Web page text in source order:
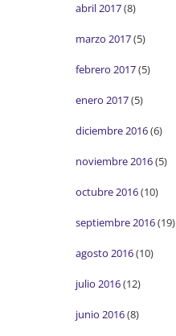
abril 2017(8)
marzo 2017(5)
febrero 2017(5)
enero 2017(5)
diciembre 2016(6)
noviembre 2016(5)
octubre 2016(10)
septiembre 2016(19)
agosto 2016(10)
julio 2016(12)
junio 2016(8)